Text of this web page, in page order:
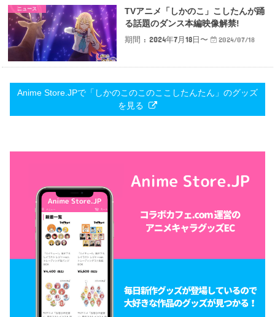
ニュース
TVアニメ「しかのこ」こしたんが踊
る話題のダンス本編映像解禁!
期間 : 2024年7月18日〜
2024/07/18
Anime Store.JPで「しかのこのこのここしたんたん」のグッズ
を見る